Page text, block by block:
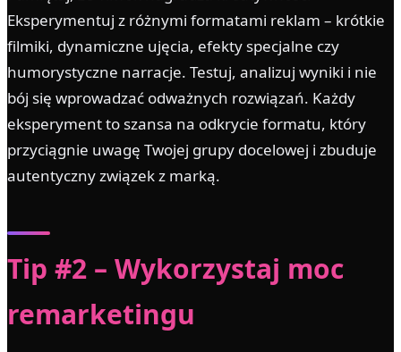
Eksperymentuj z różnymi formatami reklam – krótkie
filmiki, dynamiczne ujęcia, efekty specjalne czy
humorystyczne narracje. Testuj, analizuj wyniki i nie
bój się wprowadzać odważnych rozwiązań. Każdy
eksperyment to szansa na odkrycie formatu, który
przyciągnie uwagę Twojej grupy docelowej i zbuduje
autentyczny związek z marką.
Tip #2 – Wykorzystaj moc
remarketingu